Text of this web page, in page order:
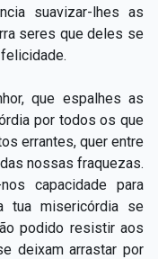
suavizar-lhes as
seres que deles se
que espalhes as
por todos os que
errantes, quer entre
nossas fraquezas.
capacidade para
tua misericórdia se
podido resistir aos
deixam arrastar por